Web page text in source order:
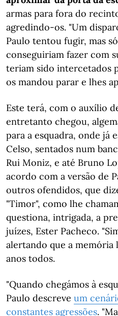
armas para fora do
agredindo-os. "Um
Paulo tentou fugir, mas
conseguiriam fazer com
teriam sido intercetados
os mandou parar e lhes
Este terá, com o auxílio
entretanto chegou,
para a esquadra, onde já
Celso, sentados num
Rui Moniz, e até Bruno
acordo com a versão de
outros ofendidos, que
"Timor", como lhe
questiona, intrigada, a
juízes, Ester Pacheco.
alertando que a memória
anos todos.
"Quando chegámos à
Paulo descreve um
constantes agressões.